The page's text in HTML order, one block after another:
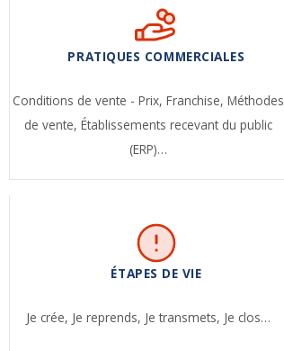
PRATIQUES COMMERCIALES
Conditions de vente - Prix, Franchise, Méthodes
de vente, Établissements recevant du public
(ERP)…
ÉTAPES DE VIE
Je crée, Je reprends, Je transmets, Je clos…